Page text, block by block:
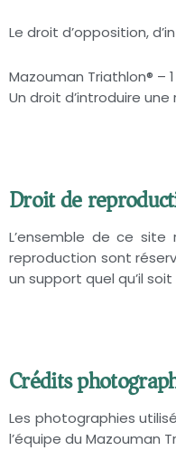
Le droit d’opposition,
Mazouman Triathlon® –
Un droit d’introduire
Droit de
L’ensemble de ce
reproduction sont
un support quel qu’il
Crédits
Les photographies
l’équipe du Mazouman